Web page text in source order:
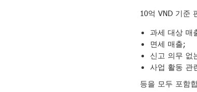
10억 VND 기준
과세 대상 매
면세 매출;
신고 의무 없
사업 활동 관
등을 모두 포함